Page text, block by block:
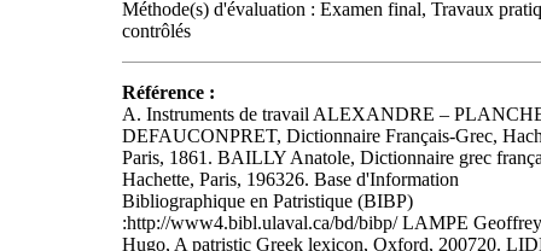
Méthode(s) d'évaluation : Examen final, Travaux
contrôlés
Référence :
A. Instruments de travail ALEXANDRE –
DEFAUCONPRET, Dictionnaire Français-Grec,
Paris, 1861. BAILLY Anatole, Dictionnaire grec
Hachette, Paris, 196326. Base d'Information
Bibliographique en Patristique (BIBP)
:http://www4.bibl.ulaval.ca/bd/bibp/ LAMPE Geoffrey
Hugo, A patristic Greek lexicon, Oxford, 200720.